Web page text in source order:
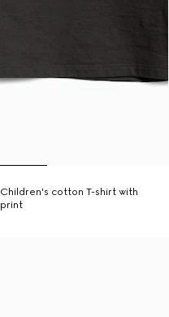
Children's cotton T-shirt with
print